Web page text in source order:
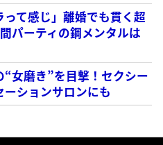
て感じ」離婚でも貫く超
パーティの鋼メンタルは
女磨き”を目撃！セクシー
ションサロンにも